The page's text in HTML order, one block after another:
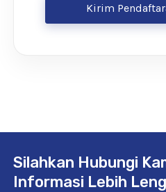
Kirim
Silahkan Hubungi
Informasi Lebih